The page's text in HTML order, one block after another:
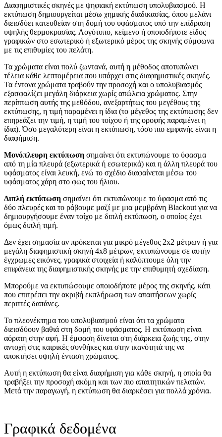
Διαφημιστικές σκηνές με ψηφιακή εκτύπωση υπολυβιασμού. Η
εκτύπωση δημιουργείται μέσω χημικής διαδικασίας, όπου μελάνι
διεισδύει κατευθείαν στη δομή του υφάσματος υπό την επίδραση
υψηλής θερμοκρασίας. Λογότυπο, κείμενο ή οποιοδήποτε είδος
γραφικών στο εσωτερικό ή εξωτερικό μέρος της σκηνής σύμφωνα
με τις επιθυμίες του πελάτη.
Τα χρώματα είναι πολύ ζωντανά, αυτή η μέθοδος αποτυπώνει
τέλεια κάθε λεπτομέρεια που υπάρχει στις διαφημιστικές σκηνές.
Τα έντονα χρώματα τραβούν την προσοχή και ο υπολυβιασμός
εξασφαλίζει μεγάλη διάρκεια χωρίς απώλεια χρώματος. Στην
περίπτωση αυτής της μεθόδου, ανεξαρτήτως του μεγέθους της
εκτύπωσης, η τιμή παραμένει η ίδια (το μέγεθος της εκτύπωσης δεν
επηρεάζει την τιμή, η τιμή του τοίχου ή της οροφής παραμένει η
ίδια). Όσο μεγαλύτερη είναι η εκτύπωση, τόσο πιο εμφανής είναι η
διαφήμιση.
Μονόπλευρη εκτύπωση σημαίνει ότι εκτυπώνουμε το ύφασμα
από τη μία πλευρά (εξωτερικά ή εσωτερικά) και η άλλη πλευρά του
υφάσματος είναι λευκή, ενώ το σχέδιο διαφαίνεται μέσω του
υφάσματος χάρη στο φως του ήλιου.
Διπλή εκτύπωση σημαίνει ότι εκτυπώνουμε το ύφασμα από τις
δύο πλευρές και το ράβουμε μαζί με μια μεμβράνη Blackout για να
δημιουργήσουμε έναν τοίχο με διπλή εκτύπωση, ο οποίος έχει
όμως διπλή τιμή.
Δεν έχει σημασία αν πρόκειται για μικρό μέγεθος 2x2 μέτρων ή για
μεγάλη διαφημιστική σκηνή 4x8 μέτρων, εκτυπώνουμε σε αυτήν
έγχρωμες εικόνες, γραφικά στοιχεία ή καλύπτουμε όλη την
επιφάνεια της διαφημιστικής σκηνής με την επιθυμητή σχεδίαση.
Μπορούμε να εκτυπώσουμε οποιοδήποτε μέρος της σκηνής, κάτι
που επιτρέπει την ακριβή εκπλήρωση των απαιτήσεων χωρίς
περιττές δαπάνες.
Το πλεονέκτημα του υπολυβιασμού είναι ότι τα χρώματα
διεισδύουν βαθιά στη δομή του υφάσματος. Η εκτύπωση είναι
αόρατη στην αφή. Η έμφαση δίνεται στη διάρκεια ζωής της, στην
αντοχή στις καιρικές συνθήκες και στην ικανότητά της να
αποκτήσει υψηλή ένταση χρώματος.
Αυτή η εκτύπωση θα είναι διαφήμιση για κάθε σκηνή, η οποία θα
τραβήξει την προσοχή ακόμη και των πιο απαιτητικών πελατών.
Μετά την παραγωγή, η εκτύπωση θα διαρκέσει για πολλά χρόνια.
Γραφικά δεδομένα